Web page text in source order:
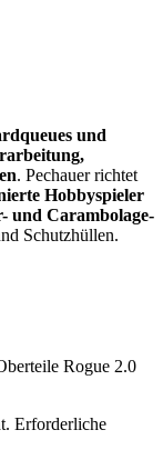
und
. Pechauer richtet
Hobbyspieler
und Carambolage-
Schutzhüllen.
Rogue 2.0
Erforderliche